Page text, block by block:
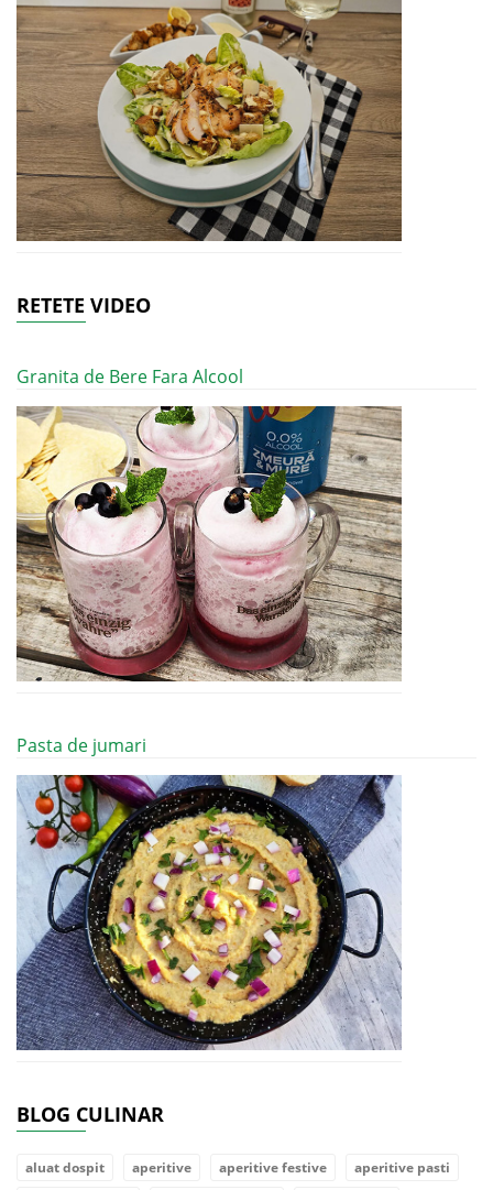
RETETE VIDEO
Granita de Bere Fara Alcool
Pasta de jumari
BLOG CULINAR
aluat dospit aperitive aperitive festive
aperitive pasti